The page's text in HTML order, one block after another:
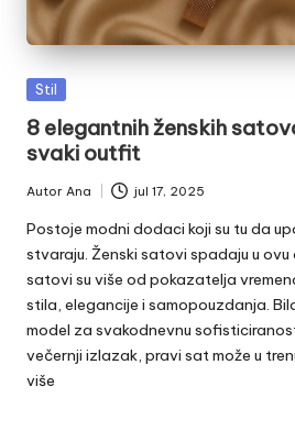
Posted
Stil
8 elegantnih ženskih
svaki outfit
Posted
by
Autor Ana jul 17, 2025
Postoje modni dodaci koji su tu da
stvaraju. Ženski satovi spadaju u ovu
satovi su više od pokazatelja
stila, elegancije i samopouzdanja.
model za svakodnevnu
večernji izlazak, pravi sat može u
više